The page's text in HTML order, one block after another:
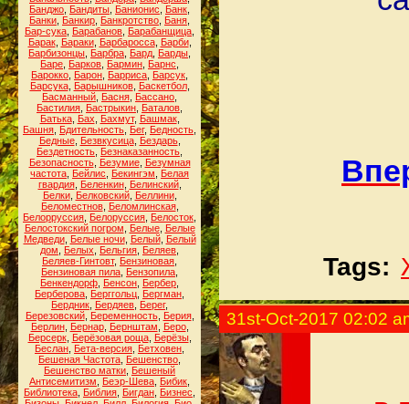
Банджо Бандиты Банионис Банк
Банки Банкир Банкротство Баня
Бар-сука Барабанов Барабанщица
Барак, Бараки, Барбаросса, Барби,
Барбизонцы Барбра Бард Барды
Баре Барков Бармин Барнс
Барокко Барон Барриса Барсук
Барсука, Барышников, Баскетбол,
Басманный Басня Бассано
Бастилия Бастрыкин Баталов
Батька, Бах Бахмут, Башмак,
Башня Бдительность Бег, Бедность
Бедные, Безвкусица, Бездарь,
Бездетность Безнаказанность
Безопасность, Безумие, Безумная
частота Бейлис Бекингэм
Белая
гвардия, Беленкин, Белинский,
Белки, Белковский, Беллини,
Беломестнов, Беломлинская,
Белорруссия Белоруссия Белосток
Белостокский погром
Белые, Белые
Медведи, Белые ночи, Белый, Белый
дом
Белых Бельгия Беляев
Беляев-Гинтовт, Бензиновая
Бензиновая пила Бензопила
Бенкендорф Бенсон Бербер
Берберова Берггольц Бергман
Бердник Бердяев Берег,
Березовский, Беременность, Берия,
Берлин, Бернар, Бернштам Беро,
Берсерк, Берёзовая роща, Берёзы,
Беслан Бета-версия Бетховен
Бешеная Частота Бешенство
Бешенство матки Бешеный
Антисемитизм
Беэр-Шева Бибик
Библиотека Библия Бигдан Бизнес
Tags:
31st-Oct-2017 02:02